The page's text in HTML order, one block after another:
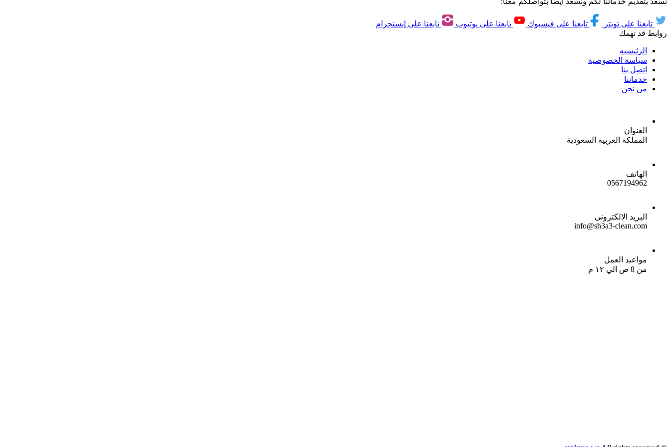
تابعنا على تويتر تابعنا على فيسبوك تابعنا على يوتيوب
تابعنا على إنستجرام
روابط قد تهمك
الرئيسيه
سياسة الخصوصية
اتصل بنا
خدماتنا
من نحن
العنوان
المملكة العربية السعودية
الهاتف
0567194962
البريد الالكترونى
info@sh3a3-clean.com
مواعيد العمل
من 8 ص الي ١٢ م